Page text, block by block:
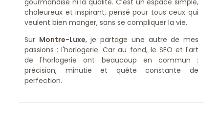
chaleureux et inspirant, pensé pour tous ceux qui
veulent bien manger, sans se compliquer la vie.
Sur Montre-Luxe, je partage une autre de mes
passions : l'horlogerie. Car au fond, le SEO et l'art
de l'horlogerie ont beaucoup en commun :
précision, minutie et quête constante de
perfection.